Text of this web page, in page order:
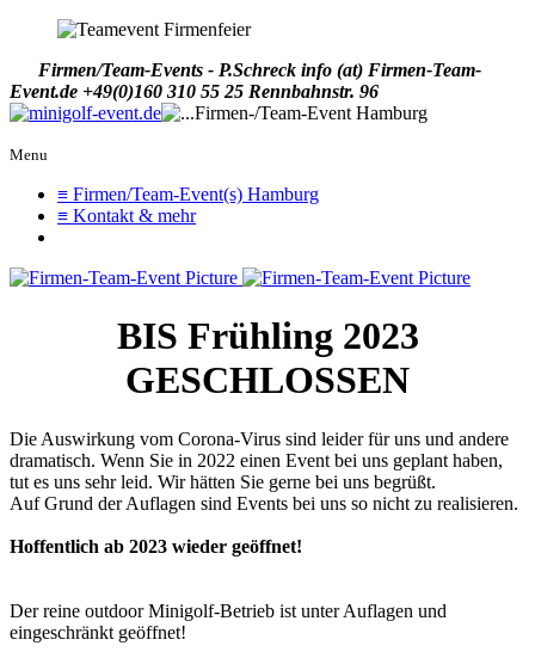
Firmen/Team-Events - P.Schreck info (at) Firmen-Team-
Event.de +49(0)160 310 55 25 Rennbahnstr. 96
Menu
≡ Firmen/Team-Event(s) Hamburg
≡ Kontakt & mehr
BIS Frühling 2023
GESCHLOSSEN
Die Auswirkung vom Corona-Virus sind leider für uns und andere
dramatisch. Wenn Sie in 2022 einen Event bei uns geplant haben,
tut es uns sehr leid. Wir hätten Sie gerne bei uns begrüßt.
Auf Grund der Auflagen sind Events bei uns so nicht zu realisieren.
Hoffentlich ab 2023 wieder geöffnet!
Der reine outdoor Minigolf-Betrieb ist unter Auflagen und
eingeschränkt geöffnet!